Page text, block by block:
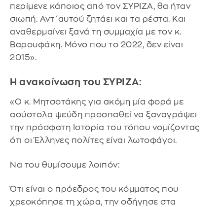
περίμενε κάποιος από τον ΣΥΡΙΖΑ, θα ήταν
σιωπή. Αντ΄αυτού ζητάει και τα ρέστα. Και
αναθερμαίνει ξανά τη συμμαχία με τον κ.
Βαρουφάκη. Μόνο που το 2022, δεν είναι
2015».
Η ανακοίνωση του ΣΥΡΙΖΑ:
«Ο κ. Μητσοτάκης για ακόμη μία φορά με
ασύστολα ψεύδη προσπαθεί να ξαναγράψει
την πρόσφατη Ιστορία του τόπου νομίζοντας
ότι οι Έλληνες πολίτες είναι λωτοφάγοι.
Να του θυμίσουμε λοιπόν:
Ότι είναι ο πρόεδρος του κόμματος που
χρεοκόπησε τη χώρα, την οδήγησε στα